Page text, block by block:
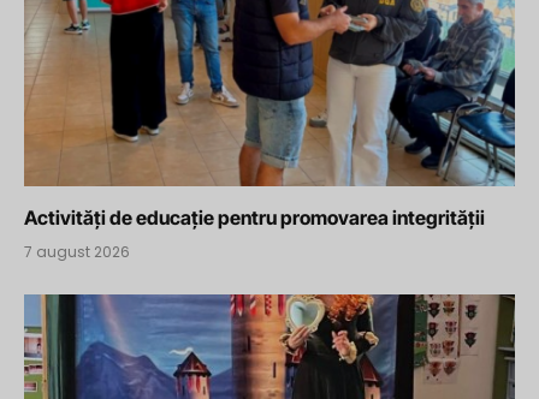
Activități de educație pentru promovarea integrității
7 august 2026